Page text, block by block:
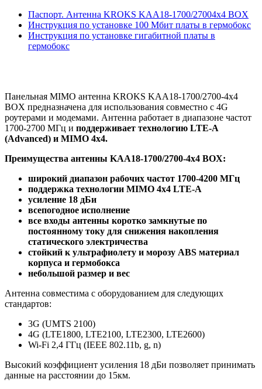
Паспорт. Антенна KROKS KAA18-1700/27004х4 BOX
Инструкция по установке 100 Мбит платы в гермобокс
Инструкция по установке гигабитной платы в
гермобокс
Панельная MIMO антенна KROKS KAA18-1700/2700-4x4
BOX предназначена для использования совместно с 4G
роутерами и модемами. Антенна работает в диапазоне частот
1700-2700 МГц и поддерживает технологию LTE-A
(Advanced) и MIMO 4x4.
Преимущества антенны KAA18-1700/2700-4x4 BOX:
широкий диапазон рабочих частот 1700-4200 МГц
поддержка технологии MIMO 4х4 LTE-A
усиление 18 дБи
всепогодное исполнение
все входы антенны коротко замкнутые по
постоянному току для снижения накопления
статического электричества
стойкий к ультрафиолету и морозу ABS материал
корпуса и гермобокса
небольшой размер и вес
Антенна совместима с оборудованием для следующих
стандартов:
3G (UMTS 2100)
4G (LTE1800, LTE2100, LTE2300, LTE2600)
Wi-Fi 2,4 ГГц (IEEE 802.11b, g, n)
Высокий коэффициент усиления 18 дБи позволяет принимать
данные на расстоянии до 15км.